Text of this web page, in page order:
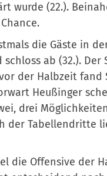
wurde (22.).
die Gäste in
ab (32.).
der Halbzeit
Heußinger
drei
der Tabellendritte
die Offensive der